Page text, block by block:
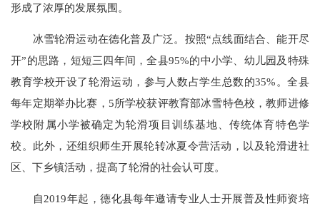
形成了浓厚的发展氛围。
冰雪轮滑运动在德化普及广泛。按照“点线面结合、能开尽
开”的思路，短短三四年间，全县95%的中小学、幼儿园及特殊
教育学校开设了轮滑运动，参与人数占学生总数的35%。全县
每年定期举办比赛，5所学校获评教育部冰雪特色校，教师进修
学校附属小学被确定为轮滑项目训练基地、传统体育特色学
校。此外，还组织师生开展轮转冰夏令营活动，以及轮滑进社
区、下乡镇活动，提高了轮滑的社会认可度。
自2019年起，德化县每年邀请专业人士开展普及性师资培